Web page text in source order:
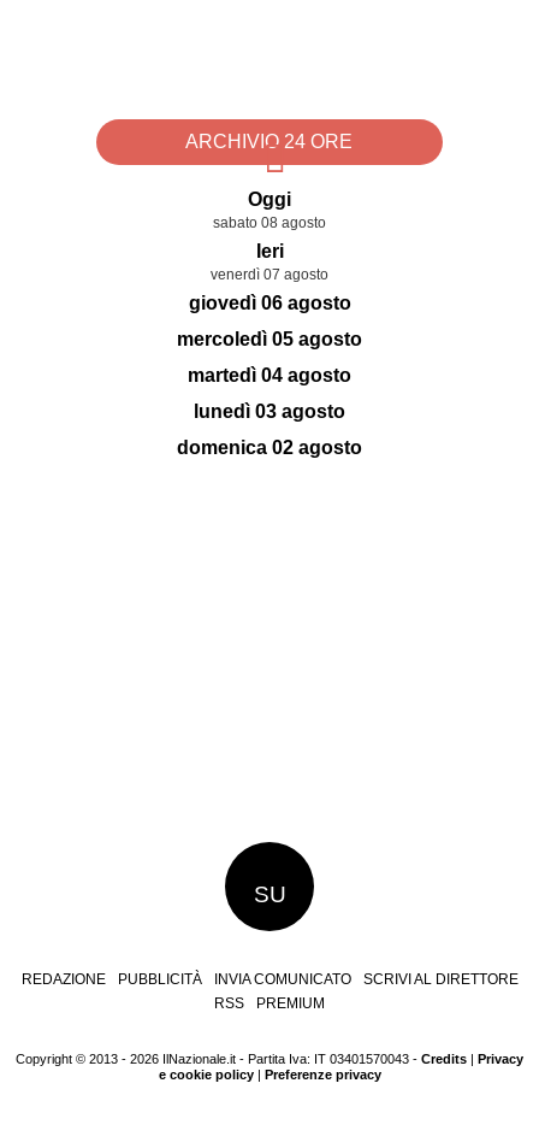
ARCHIVIO 24 ORE
Oggi
sabato 08 agosto
Ieri
venerdì 07 agosto
giovedì 06 agosto
mercoledì 05 agosto
martedì 04 agosto
lunedì 03 agosto
domenica 02 agosto
SU
REDAZIONE PUBBLICITÀ INVIA COMUNICATO
SCRIVI AL DIRETTORE
RSS
PREMIUM
Copyright © 2013 - 2026 IlNazionale.it - Partita Iva: IT 03401570043 - Credits | Privacy
e cookie policy| Preferenze privacy